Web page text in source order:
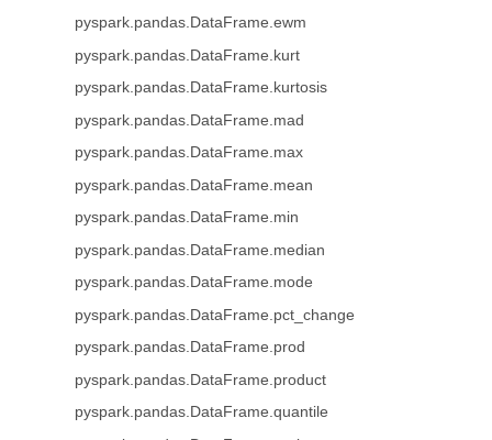
pyspark.pandas.DataFrame.ewm
pyspark.pandas.DataFrame.kurt
pyspark.pandas.DataFrame.kurtosis
pyspark.pandas.DataFrame.mad
pyspark.pandas.DataFrame.max
pyspark.pandas.DataFrame.mean
pyspark.pandas.DataFrame.min
pyspark.pandas.DataFrame.median
pyspark.pandas.DataFrame.mode
pyspark.pandas.DataFrame.pct_change
pyspark.pandas.DataFrame.prod
pyspark.pandas.DataFrame.product
pyspark.pandas.DataFrame.quantile